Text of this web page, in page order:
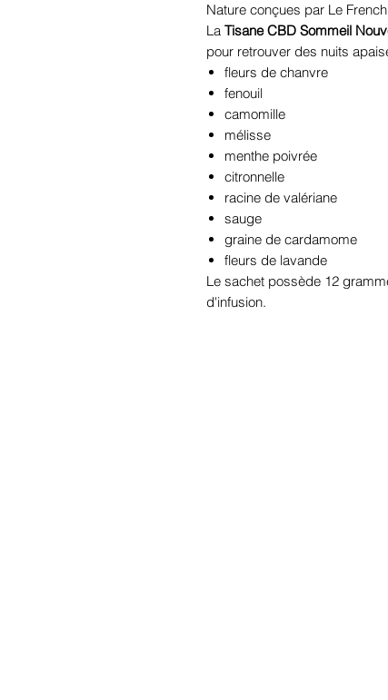
Nature conçues par Le
La Tisane CBD Sommeil
pour retrouver des nuits
fleurs de chanvre
fenouil
camomille
mélisse
menthe poivrée
citronnelle
racine de valériane
sauge
graine de cardamome
fleurs de lavande
Le sachet possède 12
d'infusion.